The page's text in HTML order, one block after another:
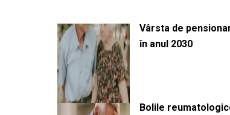
Vârsta de
în anul 2030
Bolile